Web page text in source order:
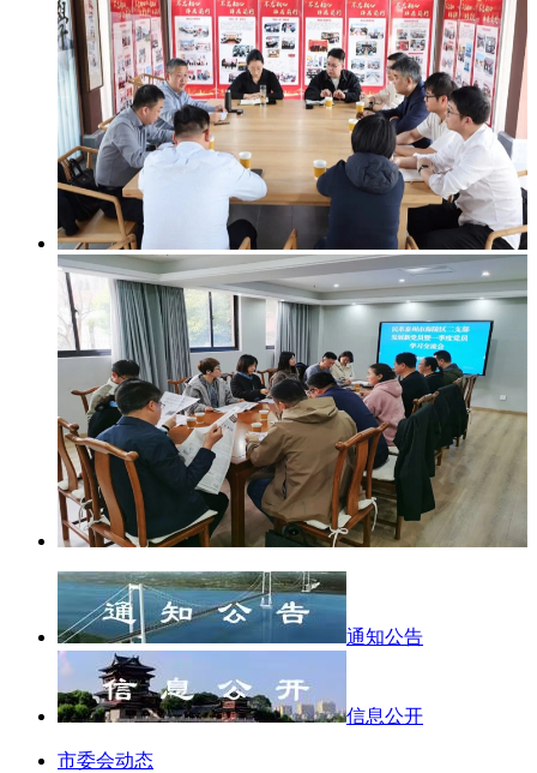
通知公告
信息公开
市委会动态